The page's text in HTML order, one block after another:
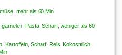
mehr als 60 Min
garnelen Pasta Scharf weniger als 60
Kartoffeln Scharf Reis Kokosmilch